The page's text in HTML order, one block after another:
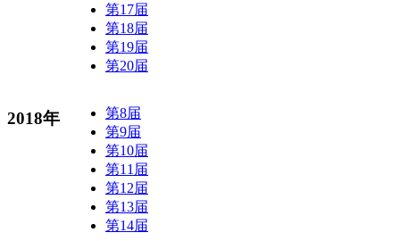
第17届
第18届
第19届
第20届
2018年
第8届
第9届
第10届
第11届
第12届
第13届
第14届